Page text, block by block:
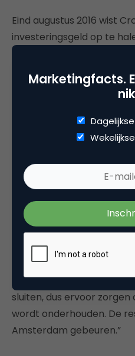
Eind augustus 2016 wist
investeringsgeld op te
gaat worden voor twee
product en uitbreiding in
volgend jaar echt
meer intelligentie in het
winstgevendheid
en Duitsland zullen lokale
geopend. “Heel mean
hub. Van daaruit
benaderen. Je kunt
weinig kosten in het
echt om
mensen die de directe
sluiten, dus ervoor
wordt onderhouden. De
Amsterdam gebeuren.”
Marketingfacts.